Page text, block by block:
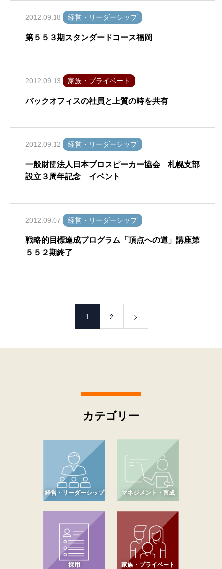
2012.09.18 経営・リーダーシップ
第５５３期スタンダードコース福岡
2012.09.13 家族・プライベート
バックオフィスの社員と上質の時を共有
2012.09.12 経営・リーダーシップ
一般財団法人日本プロスピーカー協会 札幌支部
設立３周年記念 イベント
2012.09.07 経営・リーダーシップ
戦略的目標達成プログラム「頂点への道」講座第
５５２期終了
1 2
カテゴリー
経営・リーダーシップ マネジメント・育成
採用 家族・プライベート